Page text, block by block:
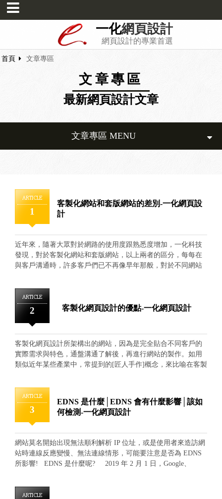
一化網頁設計
網頁設計的專業首選
首頁 文章專區
文章專區
最新網頁設計文章
文章專區 MENU
ARTICLE
1
客製化網站和套版網站的差別-一化網頁設
計
近年來，隨著大眾對於網路的使用度跟熟悉度增加，一化科技
發現，對於客製化網站和套版網站，以上兩者的區分，每每在
與客戶溝通時，許多客戶們已不再像早年那般，對於不同網站
點，一化科技將其命名為兩種不同類別網站製作的[PERMIT理
論](即準許理論或是允諾理論)。 即：花費價格(Price)、全專屬
現(Image)以及製作時間(Time)等等。 客製化的網站，在上述
的各項指數上，可說是都要比套版網站來得高。現就字義上作
簡略說明，如下： 花費價格(Price)，客製化網站因為溝通製
作，都極為仔細費時，是一種最有效的網站整合製作，所以製
作成本，自然而然的要高出一般簡易的套版網站製作成本許
商，提供幾個網站的版型，由客戶挑選後，局部更換些圖片，
再於固定的頁面位置放上文字，如此便完成了一個網站，所以
不乏有撞衫的尷尬，識別差異性低。 瀏覽動線(Route)，客製
化網站在規畫起始，便會細心了解客戶網站，要如何提供友善
一化科技皆不斷更新最新的網站製作語法技術，並結合深厚經
驗的來規畫，以其收到最大的效果。 結合行銷(Marketing)，網
站的選項主題，該如何適切的規劃出諸如促銷訊息的發佈機
要的工作，客製化網站，在此方面，可謂遠遠勝出套版網站。
ARTICLE
2 客製化網頁設計的優點-一化網頁設計
客製化網頁設計所架構出的網站，因為是完全貼合不同客戶的
實際需求與特色，通盤溝通了解後，再進行網站的製作。如用
類似近年某些產業中，常提到的[匠人手作]概念，來比喻在客製
製化的細心規畫，來做好最妥善的設想，再由一化科技公司內
部專業人員，進行網站前端視覺的設計。如有自行管理網站功
能的需求時，則搭配同樣為專屬客製，可供客戶自行管理更新
的後端平台，讓網站的裡、外與前、後，都可讓不同客戶，擁
有其專屬最合用的設計。不同的客戶們，也不用擔心會發生與
不同客戶版型撞衫的尷尬。 客製化網站的設計風格，將充分
表現出不同客戶的特色，客戶完全無須受限於所謂套版網站的
先天上限制，讓客戶的想法與創意，可恣意釋放出來。另外，
預留需要做網站行銷的準備與彈性，可立即搭配網站優化的設
ARTICLE
3
EDNS 是什麼│EDNS 會有什麼影響│該如
何檢測-一化網頁設計
網站莫名開始出現無法順利解析 IP 位址，或是使用者來造訪網
站時連線反應變慢、無法連線情形，可能要注意是否為 EDNS
所影響! EDNS 是什麼呢? 2019 年 2 月 1 日，Google、
EDNS ( Extension Mechanisms for DNS)主要是應用在提升 DNS
ARTICLE